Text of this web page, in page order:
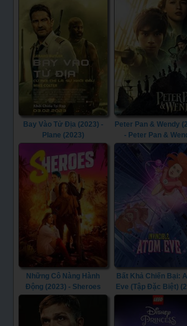
Bay Vào Tử Địa (2023) -
Plane (2023)
Peter Pan & Wendy
- Peter Pan &
Những Cô Nàng Hành
Động (2023) - Sheroes
(2023)
Bất Khả Chiến Bại:
Eve (Tập Đặc Biệt)
- Invincible: Atom
(2023)